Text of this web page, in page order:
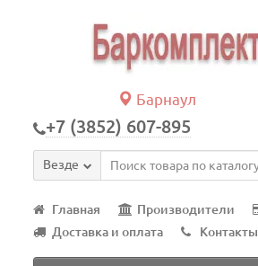
Барнаул
+7 (3852) 607-895
Везде
Главная Производители
Доставка и оплата
Контакты